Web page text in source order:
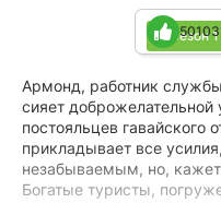
4 сезон
Армонд, работник
сияет доброжелательной
постояльцев гавайского
прикладывает все
незабываемым, но,
Богатые туристы,